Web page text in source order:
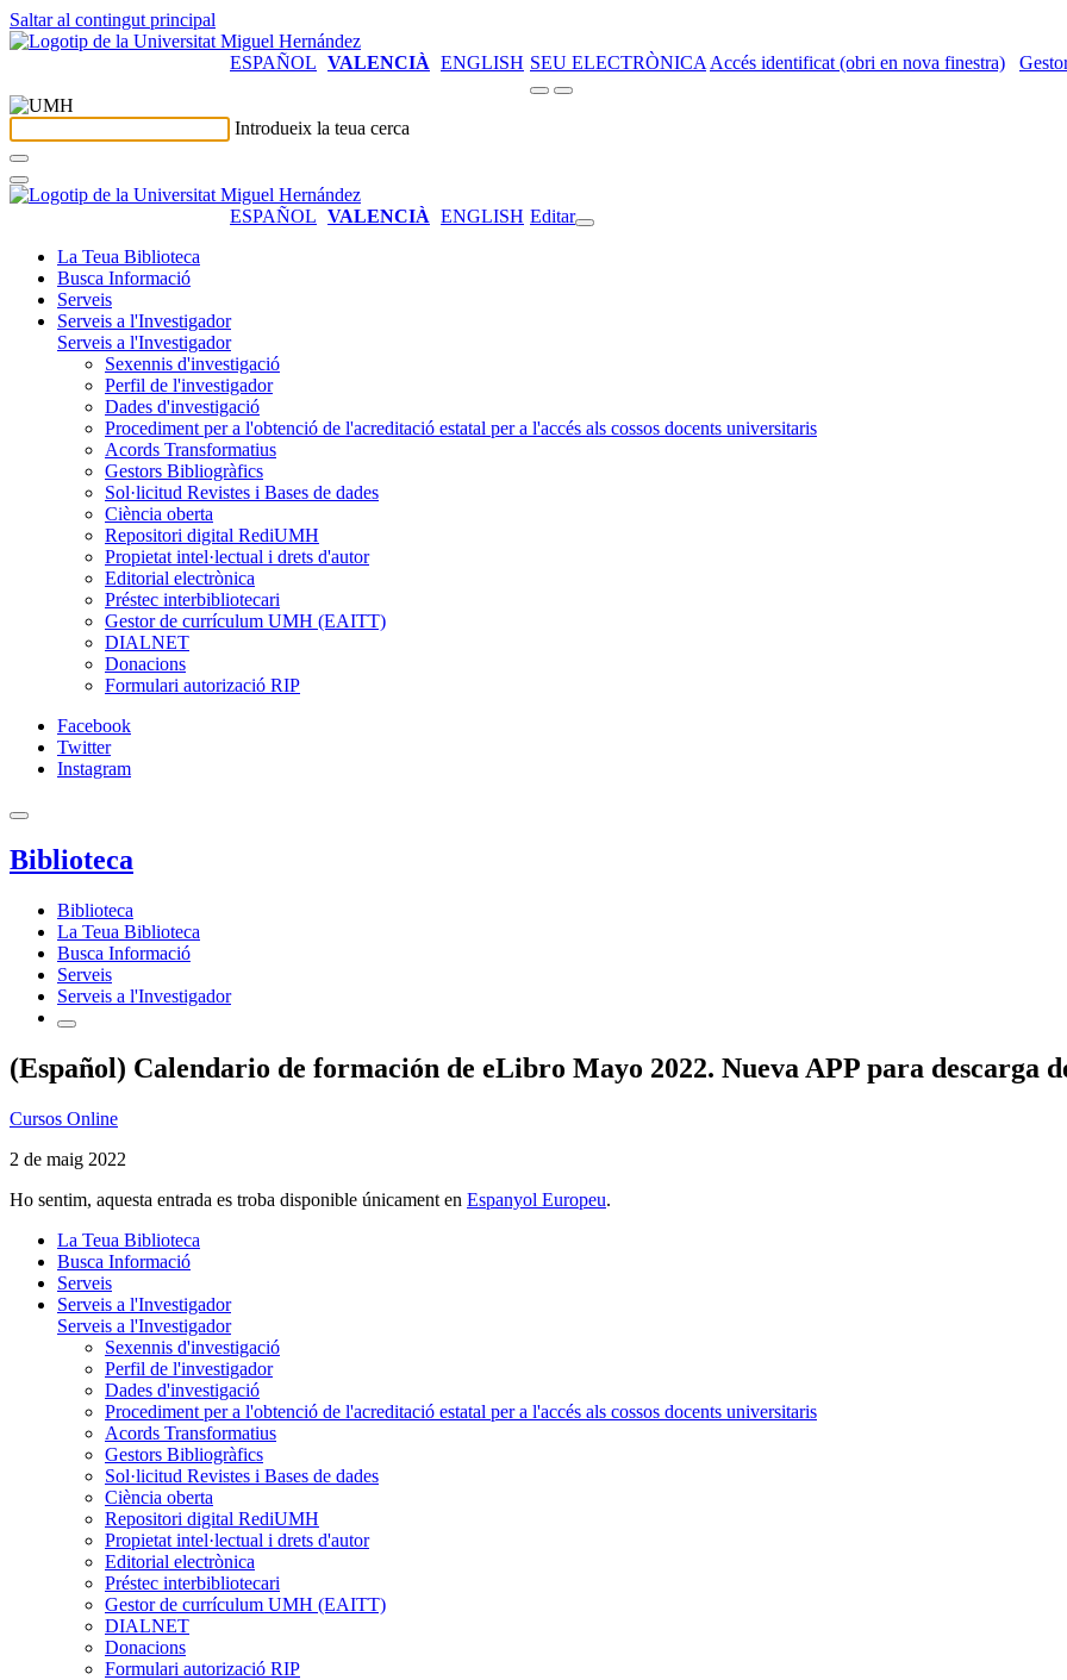
Saltar al contingut principal
ESPAÑOL VALENCIÀ ENGLISH SEU ELECTRÒNICA Accés identificat (obri en nova finestra)
Introdueix la teua cerca
ESPAÑOL VALENCIÀ ENGLISH Editar
La Teua Biblioteca
Busca Informació
Serveis
Serveis a l'Investigador
Serveis a l'Investigador
Sexennis d'investigació
Perfil de l'investigador
Dades d'investigació
Procediment per a l'obtenció de l'acreditació estatal per a l'accés als cossos docents universitaris
Acords Transformatius
Gestors Bibliogràfics
Sol·licitud Revistes i Bases de dades
Ciència oberta
Repositori digital RediUMH
Propietat intel·lectual i drets d'autor
Editorial electrònica
Préstec interbibliotecari
Gestor de currículum UMH (EAITT)
DIALNET
Donacions
Formulari autorizació RIP
Facebook
Twitter
Instagram
Biblioteca
Biblioteca
La Teua Biblioteca
Busca Informació
Serveis
Serveis a l'Investigador
(Español) Calendario de formación de eLibro Mayo 2022. Nueva APP para descarga
Cursos Online
2 de maig 2022
Ho sentim, aquesta entrada es troba disponible únicament en Espanyol Europeu.
La Teua Biblioteca
Busca Informació
Serveis
Serveis a l'Investigador
Serveis a l'Investigador
Sexennis d'investigació
Perfil de l'investigador
Dades d'investigació
Procediment per a l'obtenció de l'acreditació estatal per a l'accés als cossos docents universitaris
Acords Transformatius
Gestors Bibliogràfics
Sol·licitud Revistes i Bases de dades
Ciència oberta
Repositori digital RediUMH
Propietat intel·lectual i drets d'autor
Editorial electrònica
Préstec interbibliotecari
Gestor de currículum UMH (EAITT)
DIALNET
Donacions
Formulari autorizació RIP